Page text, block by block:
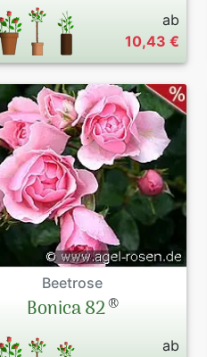
ab
10,43 €
Beetrose
Bonica 82®
ab